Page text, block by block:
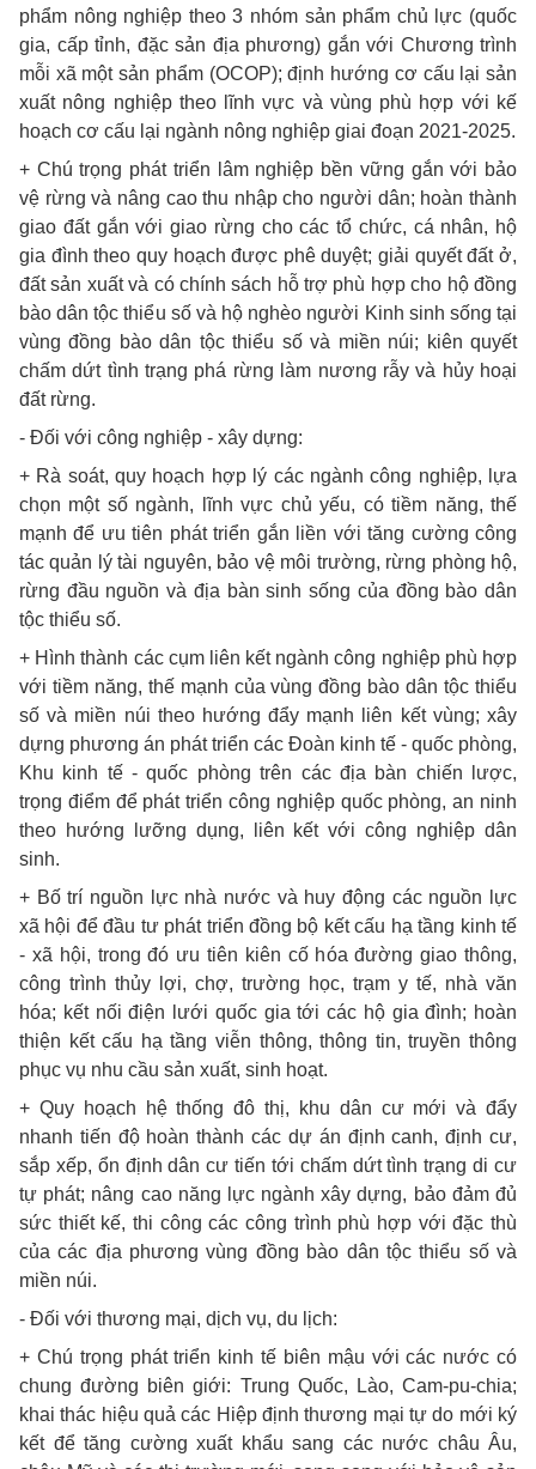
phẩm nông nghiệp theo 3 nhóm sản phẩm chủ lực (quốc
gia, cấp tỉnh, đặc sản địa phương) gắn với Chương trình
mỗi xã một sản phẩm (OCOP); định hướng cơ cấu lại sản
xuất nông nghiệp theo lĩnh vực và vùng phù hợp với kế
hoạch cơ cấu lại ngành nông nghiệp giai đoạn 2021-2025.
+ Chú trọng phát triển lâm nghiệp bền vững gắn với bảo
vệ rừng và nâng cao thu nhập cho người dân; hoàn thành
giao đất gắn với giao rừng cho các tổ chức, cá nhân, hộ
gia đình theo quy hoạch được phê duyệt; giải quyết đất ở,
đất sản xuất và có chính sách hỗ trợ phù hợp cho hộ đồng
bào dân tộc thiểu số và hộ nghèo người Kinh sinh sống tại
vùng đồng bào dân tộc thiểu số và miền núi; kiên quyết
chấm dứt tình trạng phá rừng làm nương rẫy và hủy hoại
đất rừng.
- Đối với công nghiệp - xây dựng:
+ Rà soát, quy hoạch hợp lý các ngành công nghiệp, lựa
chọn một số ngành, lĩnh vực chủ yếu, có tiềm năng, thế
mạnh để ưu tiên phát triển gắn liền với tăng cường công
tác quản lý tài nguyên, bảo vệ môi trường, rừng phòng hộ,
rừng đầu nguồn và địa bàn sinh sống của đồng bào dân
tộc thiểu số.
+ Hình thành các cụm liên kết ngành công nghiệp phù hợp
với tiềm năng, thế mạnh của vùng đồng bào dân tộc thiểu
số và miền núi theo hướng đẩy mạnh liên kết vùng; xây
dựng phương án phát triển các Đoàn kinh tế - quốc phòng,
Khu kinh tế - quốc phòng trên các địa bàn chiến lược,
trọng điểm để phát triển công nghiệp quốc phòng, an ninh
theo hướng lưỡng dụng, liên kết với công nghiệp dân
sinh.
+ Bố trí nguồn lực nhà nước và huy động các nguồn lực
xã hội để đầu tư phát triển đồng bộ kết cấu hạ tầng kinh tế
- xã hội, trong đó ưu tiên kiên cố hóa đường giao thông,
công trình thủy lợi, chợ, trường học, trạm y tế, nhà văn
hóa; kết nối điện lưới quốc gia tới các hộ gia đình; hoàn
thiện kết cấu hạ tầng viễn thông, thông tin, truyền thông
phục vụ nhu cầu sản xuất, sinh hoạt.
+ Quy hoạch hệ thống đô thị, khu dân cư mới và đẩy
nhanh tiến độ hoàn thành các dự án định canh, định cư,
sắp xếp, ổn định dân cư tiến tới chấm dứt tình trạng di cư
tự phát; nâng cao năng lực ngành xây dựng, bảo đảm đủ
sức thiết kế, thi công các công trình phù hợp với đặc thù
của các địa phương vùng đồng bào dân tộc thiểu số và
miền núi.
- Đối với thương mại, dịch vụ, du lịch:
+ Chú trọng phát triển kinh tế biên mậu với các nước có
chung đường biên giới: Trung Quốc, Lào, Cam-pu-chia;
khai thác hiệu quả các Hiệp định thương mại tự do mới ký
kết để tăng cường xuất khẩu sang các nước châu Âu,